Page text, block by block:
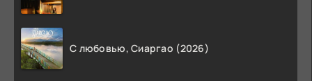
С любовью, Сиаргао (2026)